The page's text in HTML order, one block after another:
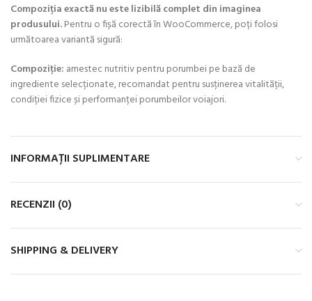
Compoziția exactă nu este lizibilă complet din imaginea
produsului.Pentru o fișă corectă în WooCommerce, poți folosi
următoarea variantă sigură:
Compoziție: amestec nutritiv pentru porumbei pe bază de
ingrediente selecționate, recomandat pentru susținerea vitalității,
condiției fizice și performanței porumbeilor voiajori.
INFORMAȚII SUPLIMENTARE
RECENZII (0)
SHIPPING & DELIVERY